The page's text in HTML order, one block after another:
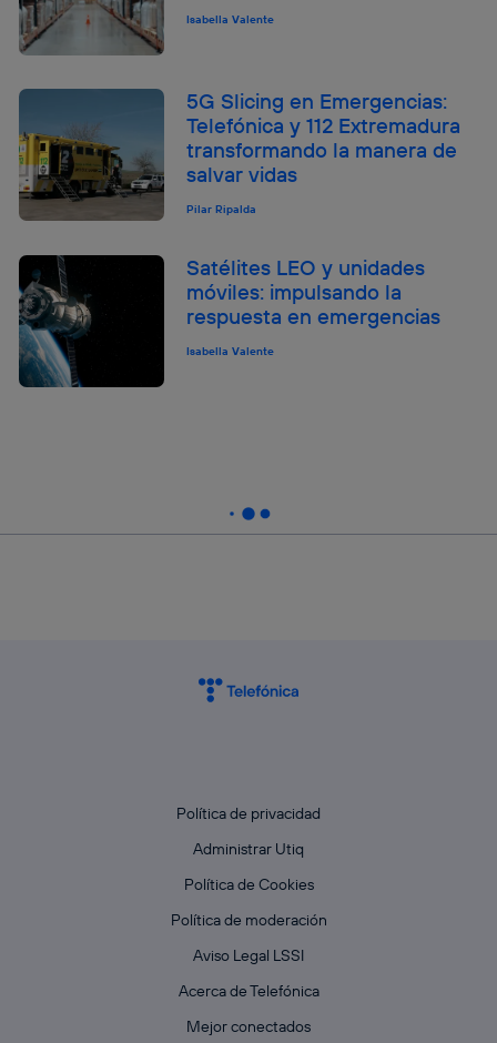
Isabella Valente
5G Slicing en Emergencias:
Telefónica y 112 Extremadura
transformando la manera de
salvar vidas
Pilar Ripalda
Satélites LEO y unidades
móviles: impulsando la
respuesta en emergencias
Isabella Valente
Política de privacidad
Administrar Utiq
Política de Cookies
Política de moderación
Aviso Legal LSSI
Acerca de Telefónica
Mejor conectados